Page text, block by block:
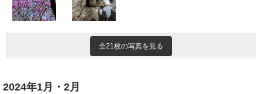
全21枚の写真を見る
2024年1月・2月